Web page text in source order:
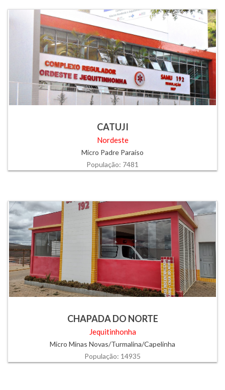
CATUJI
Nordeste
Micro Padre Paraíso
População: 7481
CHAPADA DO NORTE
Jequitinhonha
Micro Minas Novas/Turmalina/Capelinha
População: 14935